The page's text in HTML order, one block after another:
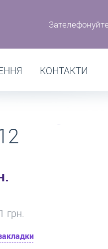
КОНТАКТИ
грн.